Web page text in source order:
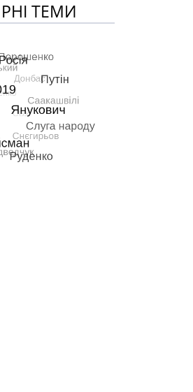
ТЕМИ